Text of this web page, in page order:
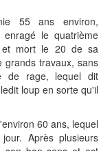
55 ans environ,
le quatrième
mort le 20 de sa
grands travaux, sans
de rage, lequel dit
loup en sorte qu'il
60 ans, lequel
Après plusieurs